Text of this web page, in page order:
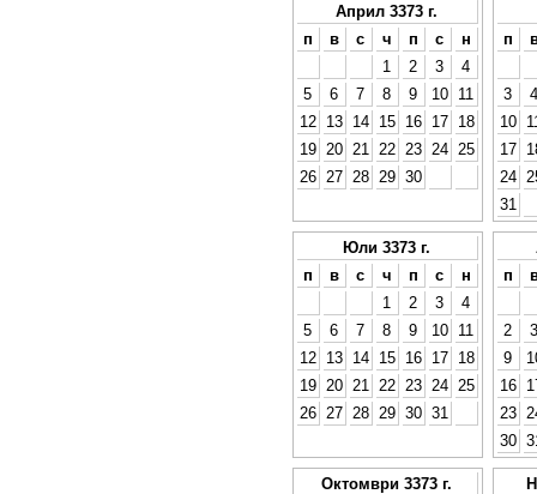
Април 3373 г.
п
в с ч п с
н
1
2 3
4
5
6 7 8 9 10
11
12
13 14 15 16 17
18
19
20 21 22 23 24
25
26
27 28 29 30
п
3
4
10
17
24
31
Юли 3373 г.
п
в с ч п с
н
1
2 3
4
5
6 7 8 9 10
11
12
13 14 15 16 17
18
19
20 21 22 23 24
25
26
27 28 29 30 31
п
2
3
9
16
23
30
Октомври 3373 г.